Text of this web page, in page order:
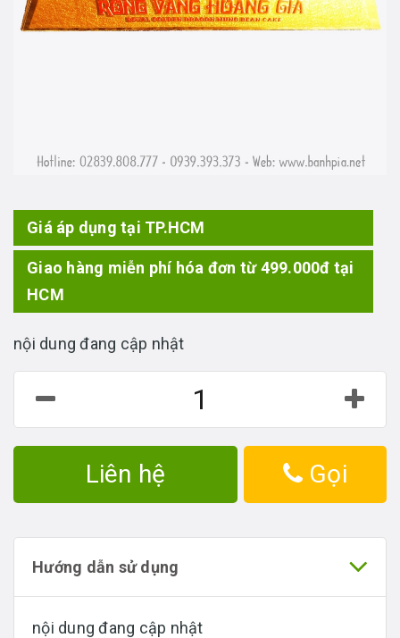
Giá áp dụng tại TP.HCM
Giao hàng miễn phí hóa đơn từ 499.000đ tại
HCM
nội dung đang cập nhật
Liên hệ Gọi
Hướng dẫn sử dụng
nội dung đang cập nhật